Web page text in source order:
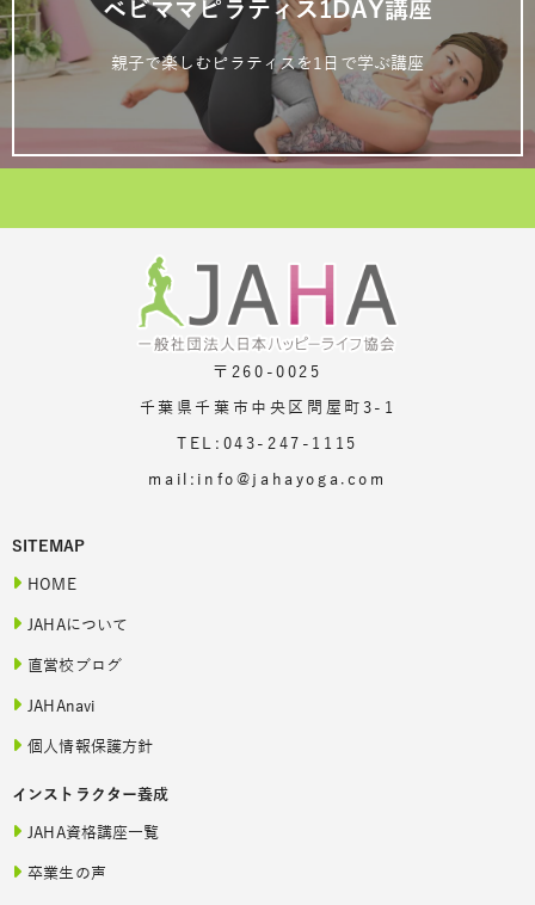
ベビママピラティス1DAY講座
親子で楽しむピラティスを1日で学ぶ講座
〒260-0025
千葉県千葉市中央区問屋町3-1
TEL:043-247-1115
mail:info@jahayoga.com
SITEMAP
HOME
JAHAについて
直営校ブログ
JAHAnavi
個人情報保護方針
インストラクター養成
JAHA資格講座一覧
卒業生の声